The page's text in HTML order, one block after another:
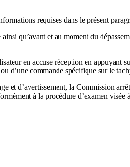
requises dans le présent
qu’avant et au moment du
en accuse réception en appuyant
d’une commande spécifique sur le
et d’avertissement, la Commission
à la procédure d’examen visée